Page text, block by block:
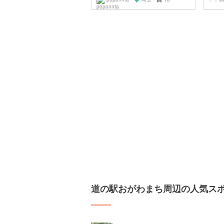
道の駅おがわまち周辺の人気ス